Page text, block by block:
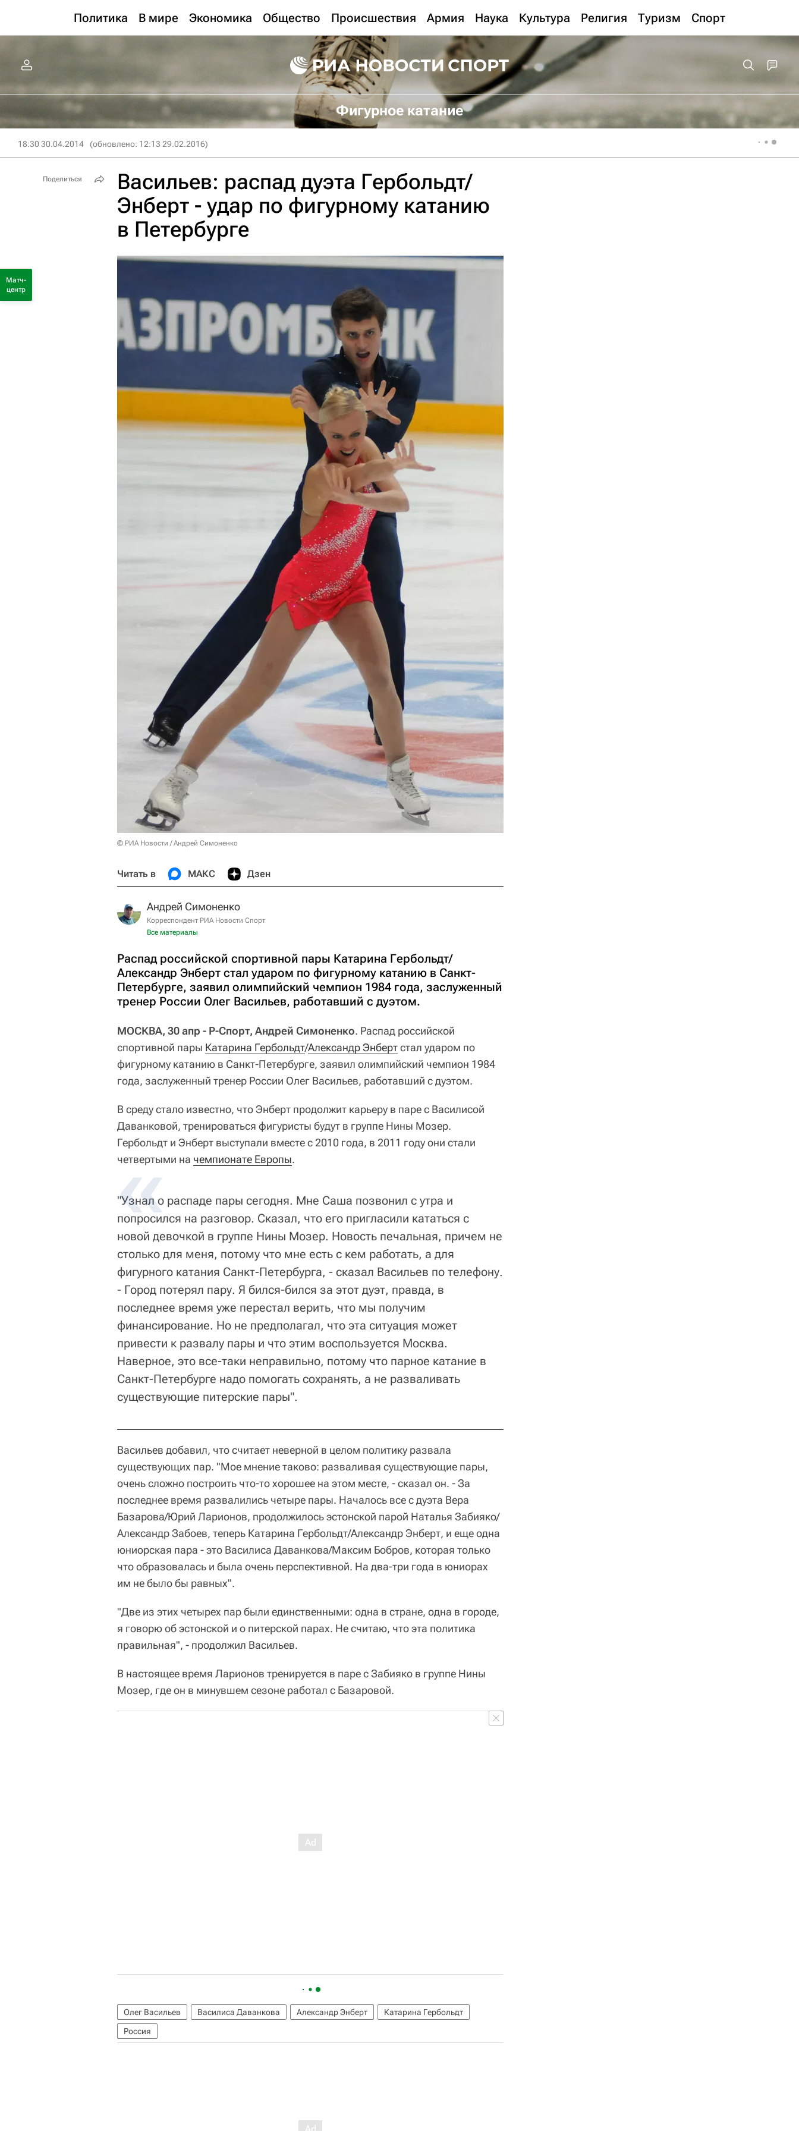
Политика В мире Экономика Общество Происшествия Армия Наука Культура Религия Туризм Спорт
Фигурное катание
18:30 30.04.2014 (обновлено: 12:13 29.02.2016)
Васильев: распад дуэта Гербольдт/
Энберт - удар по фигурному катанию
в Петербурге
© РИА Новости / Андрей Симоненко
Читать в МАКС Дзен
Андрей Симоненко
Корреспондент РИА Новости Спорт
Все материалы
Распад российской спортивной пары Катарина Гербольдт/
Александр Энберт стал ударом по фигурному катанию в Санкт-
Петербурге, заявил олимпийский чемпион 1984 года, заслуженный
тренер России Олег Васильев, работавший с дуэтом.
МОСКВА, 30 апр - Р-Спорт, Андрей Симоненко. Распад российской
спортивной пары Катарина Гербольдт/Александр Энбертстал ударом по
фигурному катанию в Санкт-Петербурге, заявил олимпийский чемпион 1984
года, заслуженный тренер России Олег Васильев, работавший с дуэтом.
В среду стало известно, что Энберт продолжит карьеру в паре с Василисой
Даванковой, тренироваться фигуристы будут в группе Нины Мозер.
Гербольдт и Энберт выступали вместе с 2010 года, в 2011 году они стали
четвертыми на чемпионате Европы.
"Узнал о распаде пары сегодня. Мне Саша позвонил с утра и
попросился на разговор. Сказал, что его пригласили кататься с
новой девочкой в группе Нины Мозер. Новость печальная, причем не
столько для меня, потому что мне есть с кем работать, а для
фигурного катания Санкт-Петербурга, - сказал Васильев по телефону.
- Город потерял пару. Я бился-бился за этот дуэт, правда, в
последнее время уже перестал верить, что мы получим
финансирование. Но не предполагал, что эта ситуация может
привести к развалу пары и что этим воспользуется Москва.
Наверное, это все-таки неправильно, потому что парное катание в
Санкт-Петербурге надо помогать сохранять, а не разваливать
существующие питерские пары".
Васильев добавил, что считает неверной в целом политику развала
существующих пар. "Мое мнение таково: разваливая существующие пары,
очень сложно построить что-то хорошее на этом месте, - сказал он. - За
последнее время развалились четыре пары. Началось все с дуэта Вера
Базарова/Юрий Ларионов, продолжилось эстонской парой Наталья Забияко/
Александр Забоев, теперь Катарина Гербольдт/Александр Энберт, и еще одна
юниорская пара - это Василиса Даванкова/Максим Бобров, которая только
что образовалась и была очень перспективной. На два-три года в юниорах
им не было бы равных".
"Две из этих четырех пар были единственными: одна в стране, одна в городе,
я говорю об эстонской и о питерской парах. Не считаю, что эта политика
правильная", - продолжил Васильев.
В настоящее время Ларионов тренируется в паре с Забияко в группе Нины
Мозер, где он в минувшем сезоне работал с Базаровой.
Олег Васильев Василиса Даванкова Александр Энберт
Катарина Гербольдт
Россия
Поделиться
Матч-
центр